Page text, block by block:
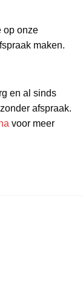
op onze
maken.
en al sinds
afspraak.
voor meer